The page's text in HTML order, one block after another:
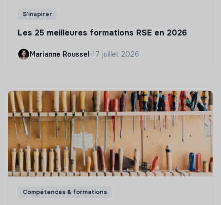
S'inspirer
Les 25 meilleures formations RSE en 2026
Marianne Roussel•17 juillet 2026
Compétences & formations